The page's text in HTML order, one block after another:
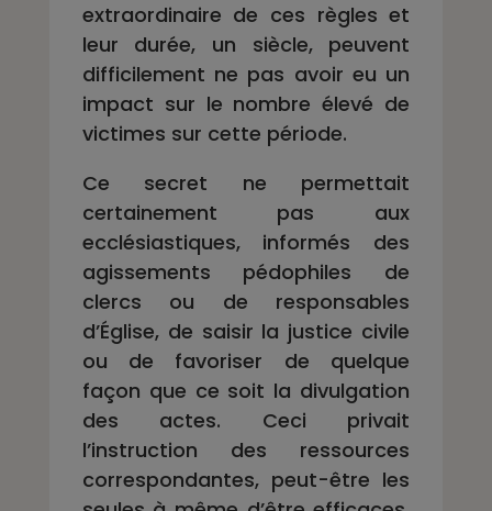
extraordinaire de ces règles et
leur durée, un siècle, peuvent
difficilement ne pas avoir eu un
impact sur le nombre élevé de
victimes sur cette période.
Ce secret ne permettait
certainement pas aux
ecclésiastiques, informés des
agissements pédophiles de
clercs ou de responsables
d’Église, de saisir la justice civile
ou de favoriser de quelque
façon que ce soit la divulgation
des actes. Ceci privait
l’instruction des ressources
correspondantes, peut-être les